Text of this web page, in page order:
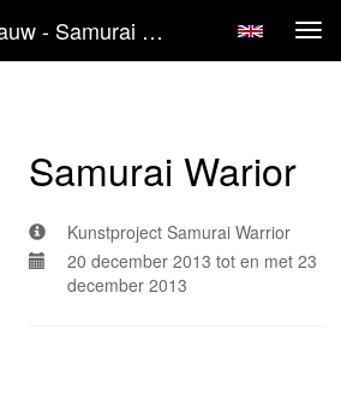
Marja Van Der Klaauw - Samurai Warior
Samurai Warior
Kunstproject Samurai Warrior
20 december 2013 tot en met 23
december 2013